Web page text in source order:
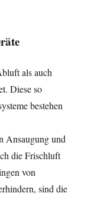
als auch
Diese so
bestehen
Ansaugung und
die Frischluft
von
sind die